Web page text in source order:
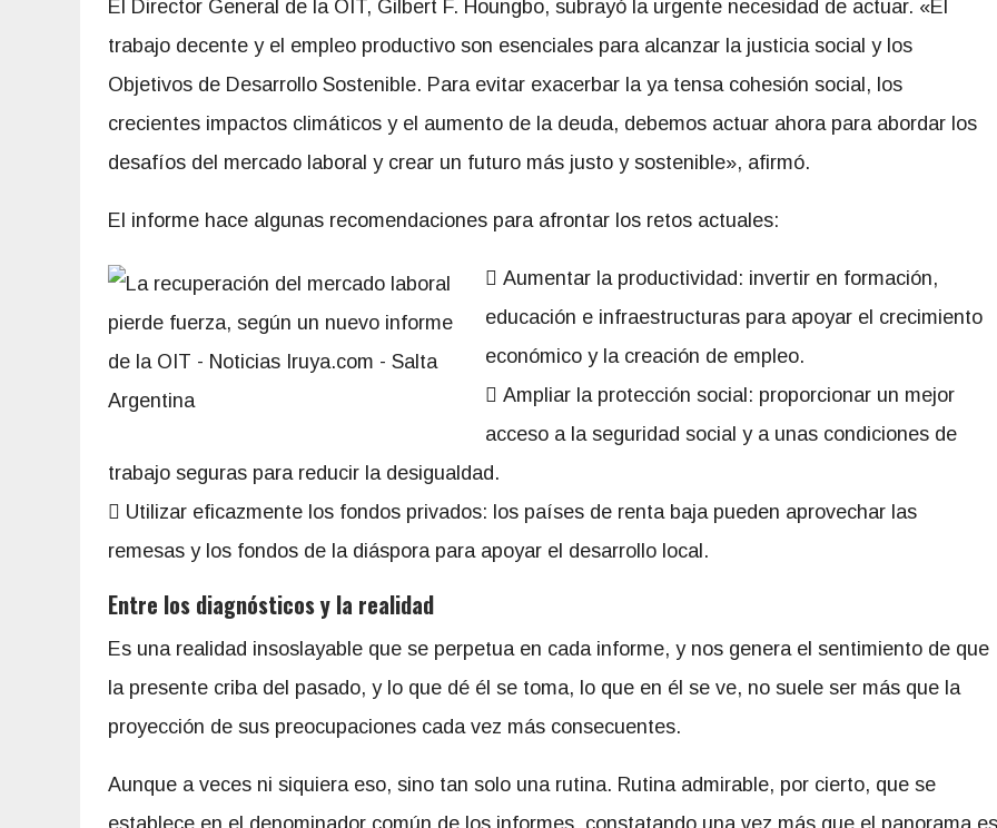
El Director General de la OIT, Gilbert F. Houngbo, subrayó la urgente necesidad de actuar. «El
trabajo decente y el empleo productivo son esenciales para alcanzar la justicia social y los
Objetivos de Desarrollo Sostenible. Para evitar exacerbar la ya tensa cohesión social, los
crecientes impactos climáticos y el aumento de la deuda, debemos actuar ahora para abordar los
desafíos del mercado laboral y crear un futuro más justo y sostenible», afirmó.
El informe hace algunas recomendaciones para afrontar los retos actuales:
 Aumentar la productividad: invertir en formación,
educación e infraestructuras para apoyar el crecimiento
económico y la creación de empleo.
 Ampliar la protección social: proporcionar un mejor
acceso a la seguridad social y a unas condiciones de
trabajo seguras para reducir la desigualdad.
 Utilizar eficazmente los fondos privados: los países de renta baja pueden aprovechar las
remesas y los fondos de la diáspora para apoyar el desarrollo local.
Entre los diagnósticos y la realidad
Es una realidad insoslayable que se perpetua en cada informe, y nos genera el sentimiento de que
la presente criba del pasado, y lo que dé él se toma, lo que en él se ve, no suele ser más que la
proyección de sus preocupaciones cada vez más consecuentes.
Aunque a veces ni siquiera eso, sino tan solo una rutina. Rutina admirable, por cierto, que se
establece en el denominador común de los informes, constatando una vez más que el panorama es